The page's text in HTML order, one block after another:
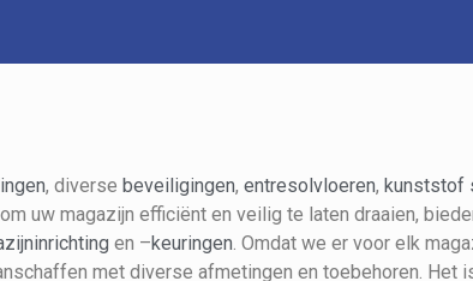
, diverse beveiligingen, entresolvloeren, kunststof
uw magazijn efficiënt en veilig te laten draaien,
en –keuringen. Omdat we er voor elk
met diverse afmetingen en toebehoren. Het